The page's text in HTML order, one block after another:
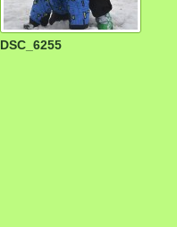
DSC_6255